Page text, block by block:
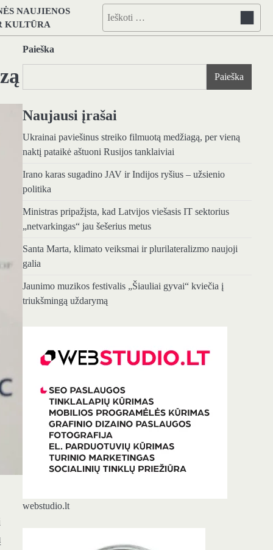
NAUJIENOS
KULTŪRA
Ieškoti:
Paieška
Paieška
Naujausi įrašai
Ukrainai paviešinus streiko filmuotą medžiagą, per vieną
naktį pataikė aštuoni Rusijos tanklaiviai
Irano karas sugadino JAV ir Indijos ryšius – užsienio
politika
Ministras pripažįsta, kad Latvijos viešasis IT sektorius
„netvarkingas“ jau šešerius metus
Santa Marta, klimato veiksmai ir plurilateralizmo naujoji
galia
Jaunimo muzikos festivalis „Šiauliai gyvai“ kviečia į
triukšmingą uždarymą
webstudio.lt